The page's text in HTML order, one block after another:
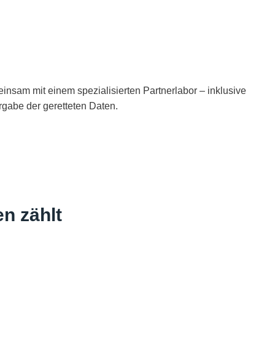
mit einem spezialisierten Partnerlabor – inklusive
der geretteten Daten.
zählt